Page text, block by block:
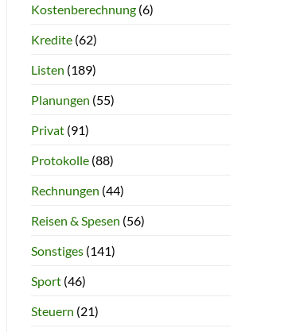
Kostenberechnung(6)
Kredite(62)
Listen (189)
Planungen (55)
Privat(91)
Protokolle(88)
Rechnungen (44)
Reisen & Spesen (56)
Sonstiges(141)
Sport(46)
Steuern (21)